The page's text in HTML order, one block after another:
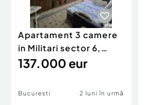
Apartament 3 camere
in Militari sector 6,
aproape de Metrou
137.000 eur
Bucuresti 2 luni în urmă